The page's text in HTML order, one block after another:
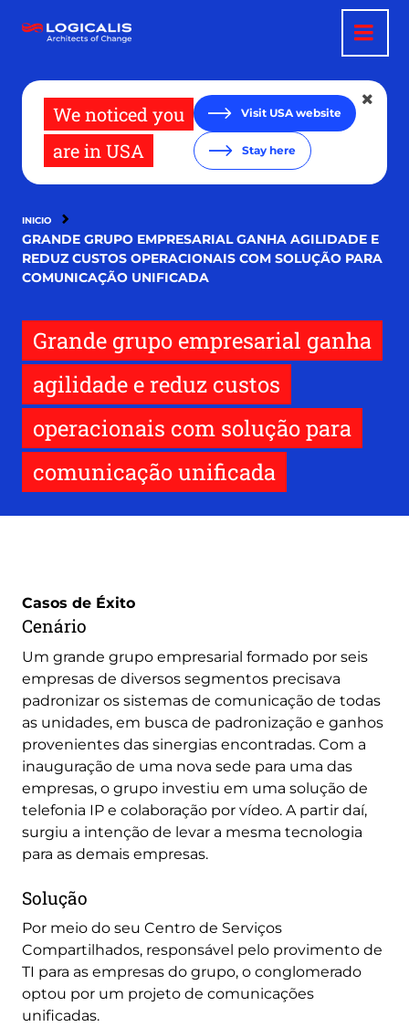
contenido
We noticed you
are in USA
Visit USA website
Stay here
INICIO
GRANDE GRUPO EMPRESARIAL GANHA AGILIDADE E
REDUZ CUSTOS OPERACIONAIS COM SOLUÇÃO PARA
COMUNICAÇÃO UNIFICADA
Grande grupo empresarial ganha
agilidade e reduz custos
operacionais com solução para
comunicação unificada
Casos de Éxito
Cenário
Um grande grupo empresarial formado por seis
empresas de diversos segmentos precisava
padronizar os sistemas de comunicação de todas
as unidades, em busca de padronização e ganhos
provenientes das sinergias encontradas. Com a
inauguração de uma nova sede para uma das
empresas, o grupo investiu em uma solução de
telefonia IP e colaboração por vídeo. A partir daí,
surgiu a intenção de levar a mesma tecnologia
para as demais empresas.
Solução
Por meio do seu Centro de Serviços
Compartilhados, responsável pelo provimento de
TI para as empresas do grupo, o conglomerado
optou por um projeto de comunicações
unificadas.